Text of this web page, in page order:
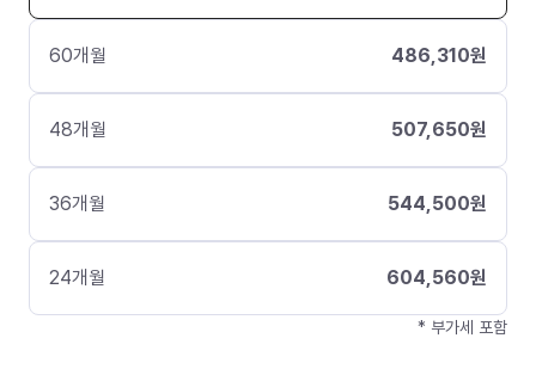
60개월 486,310원
48개월 507,650원
36개월 544,500원
24개월 604,560원
* 부가세 포함